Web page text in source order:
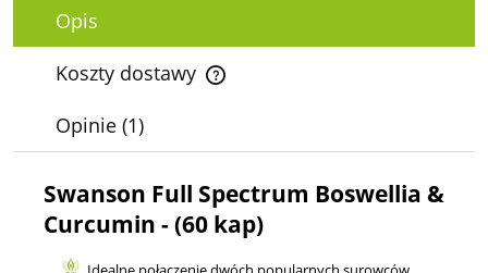
Opis
Koszty dostawy
Cena nie zawiera ewentualnych kosztów płatności
Opinie (1)
Swanson Full Spectrum Boswellia &
Curcumin - (60 kap)